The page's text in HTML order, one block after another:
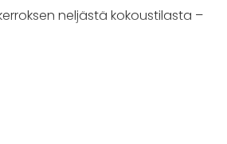
neljästä kokoustilasta –